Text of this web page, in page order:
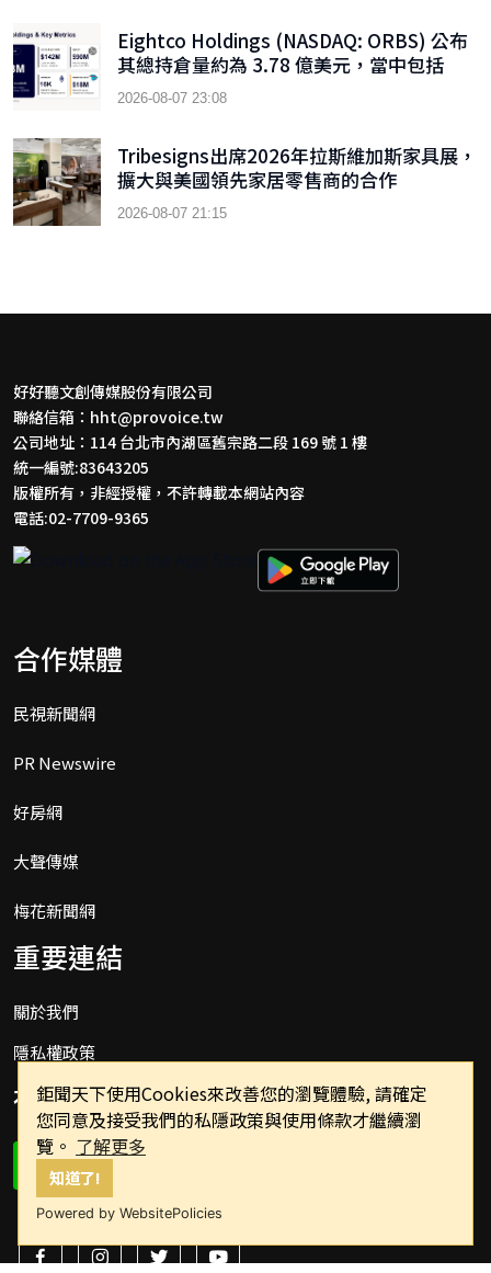
鉅聞天下使用Cookies來改善您的瀏覽體驗, 請確定
您同意及接受我們的私隱政策與使用條款才繼續瀏
覽。 了解更多
知道了!
Powered by WebsitePolicies
Eightco Holdings (NASDAQ: ORBS) 公布
其總持倉量約為 3.78 億美元，當中包括
OpenAI、Beast Industries、超過 16,000
枚以太幣及近 3.02 億枚 WLD 代幣
2026-08-07 23:08
Tribesigns出席2026年拉斯維加斯家具展，
擴大與美國領先家居零售商的合作
2026-08-07 21:15
好好聽文創傳媒股份有限公司
聯絡信箱： hht@provoice.tw
公司地址：114 台北市內湖區舊宗路二段 169 號 1 樓
統一編號:83643205
版權所有，非經授權，不許轉載本網站內容
電話:02-7709-9365
合作媒體
民視新聞網
PR Newswire
好房網
大聲傳媒
梅花新聞網
重要連結
關於我們
隱私權政策
社群